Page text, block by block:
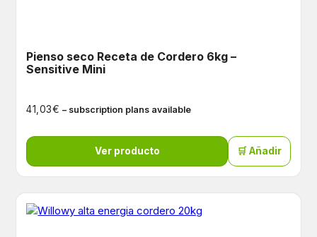
Pienso seco Receta de Cordero 6kg –
Sensitive Mini
41,03€ – subscription plans available
Ver producto 🛒 Añadir